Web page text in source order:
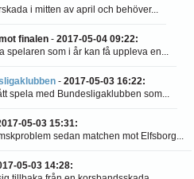
i mitten av april och behöver...
finalen - 2017-05-04 09:22:
spelaren som i år kan få uppleva en...
- 2017-05-03 16:22:
spela med Bundesligaklubben som...
05-03 15:31:
sedan matchen mot Elfsborg...
05-03 14:28: